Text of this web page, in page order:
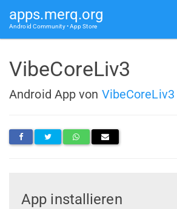
apps.merq.org
Android Community • App Store
VibeCoreLiv3
Android App von VibeCoreLiv3
App installieren